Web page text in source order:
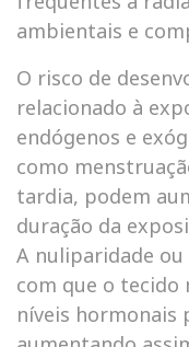
ambientais e
O risco de
relacionado à
endógenos e
como
tardia, podem
duração da
A nuliparidade
com que o tecido
níveis hormonais